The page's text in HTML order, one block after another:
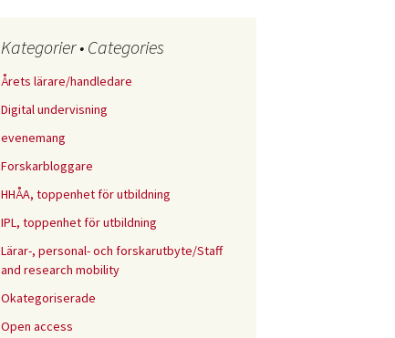
Kategorier • Categories
Årets lärare/handledare
Digital undervisning
evenemang
Forskarbloggare
HHÅA, toppenhet för utbildning
IPL, toppenhet för utbildning
Lärar-, personal- och forskarutbyte/Staff
and research mobility
Okategoriserade
Open access